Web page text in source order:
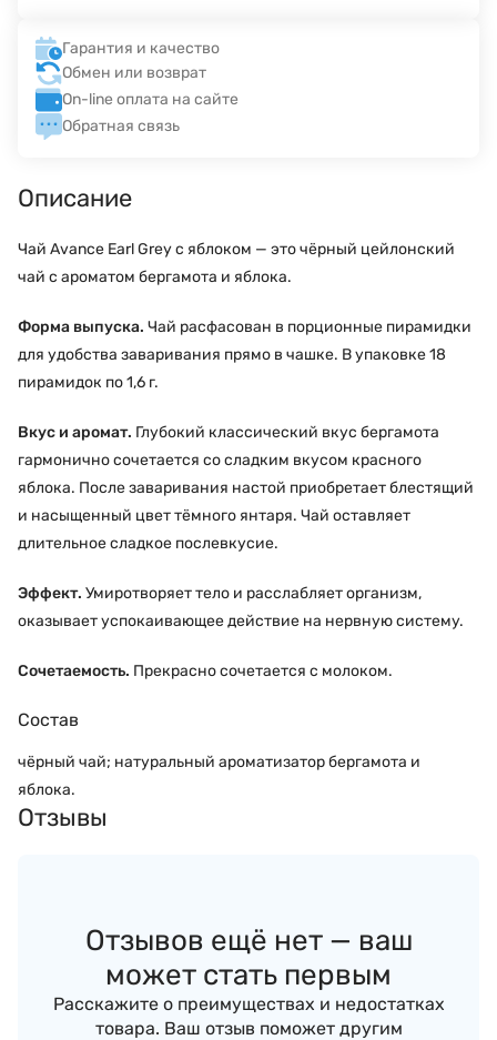
Гарантия и качество
Обмен или возврат
On-line оплата на сайте
Обратная связь
Описание
Чай Avance Earl Grey с яблоком — это чёрный цейлонский
чай с ароматом бергамота и яблока.
Форма выпуска. Чай расфасован в порционные пирамидки
для удобства заваривания прямо в чашке. В упаковке 18
пирамидок по 1,6 г.
Вкус и аромат. Глубокий классический вкус бергамота
гармонично сочетается со сладким вкусом красного
яблока. После заваривания настой приобретает блестящий
и насыщенный цвет тёмного янтаря. Чай оставляет
длительное сладкое послевкусие.
Эффект. Умиротворяет тело и расслабляет организм,
оказывает успокаивающее действие на нервную систему.
Сочетаемость. Прекрасно сочетается с молоком.
Состав
чёрный чай; натуральный ароматизатор бергамота и
яблока.
Отзывы
Отзывов ещё нет — ваш
может стать первым
Расскажите о преимуществах и недостатках
товара. Ваш отзыв поможет другим